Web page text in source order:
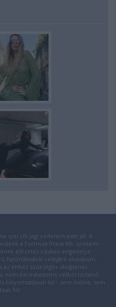
szerzői jogi védelem alatt áll. A
a Formula Press Kft. szellemi
előzetes írásbeli engedélye
használatával velejáró olvasáson,
ehhez szükséges ideiglenes
nem-kereskedelmi célból történő
kinyomtatáson túl - sem online, sem
fel.